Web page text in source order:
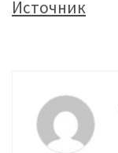
Источник